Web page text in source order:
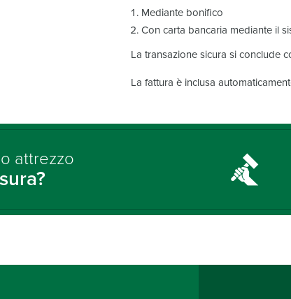
Mediante bonifico
Con carta bancaria mediante il
La transazione sicura si conclude
La fattura è inclusa
attrezzo